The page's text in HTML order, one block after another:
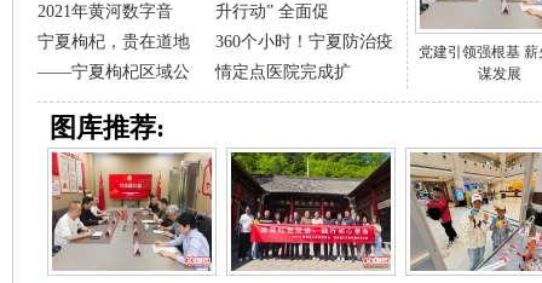
2021年黄河数字音
升行动” 全面促
宁夏枸杞，贵在道地
——宁夏枸杞区域公
360个小时！宁夏防治疫
情定点医院完成扩
党建引领强根基 薪
谋发展
图库推荐: